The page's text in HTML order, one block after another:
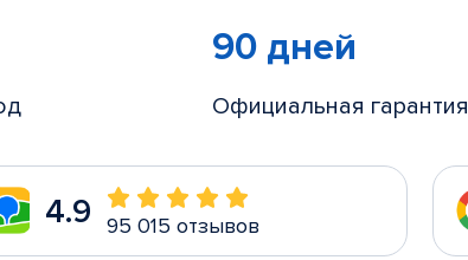
90 дней
Официальная гарантия
4.9 95 015 отзывов